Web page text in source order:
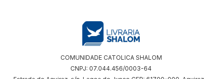
COMUNIDADE CATOLICA SHALOM
CNPJ: 07.044.456/0003-64